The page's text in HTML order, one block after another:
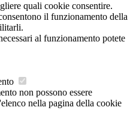
quali cookie consentire.
il funzionamento della
al funzionamento potete
non possono essere
nella pagina della cookie